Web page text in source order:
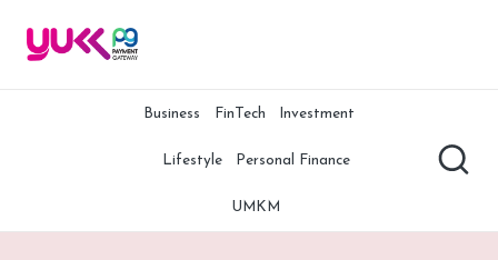
SkipY
G
YUKK
Payment
Business FinTech Investment
Lifestyle Personal Finance
UMKM